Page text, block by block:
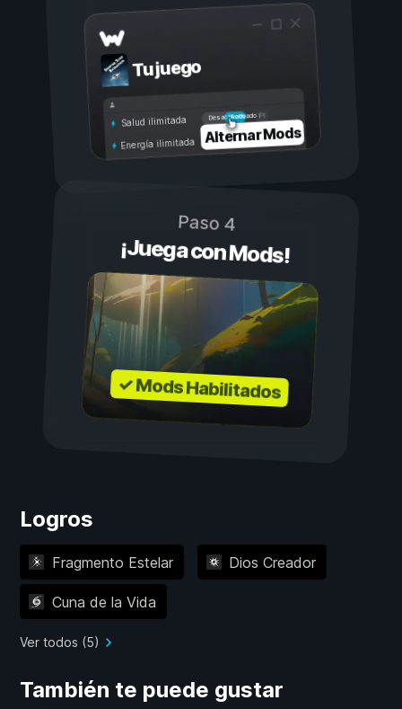
Tu juego
Activado
Desactivado
Salud ilimitada
Energía ilimitada Alternar Mods
Paso 4
¡Juega con Mods!
✓ Mods Habilitados
Logros
Fragmento Estelar Dios Creador
Cuna de la Vida
Ver todos (5)
También te puede gustar